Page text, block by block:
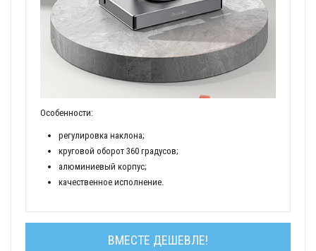
Особенности:
регулировка наклона;
круговой оборот 360 градусов;
алюминиевый корпус;
качественное исполнение.
ВМЕСТЕ ДЕШЕВЛЕ!